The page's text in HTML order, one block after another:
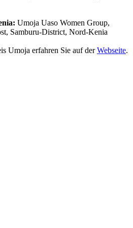
Umoja Uaso Women Group,
Samburu-District, Nord-Kenia
Umoja erfahren Sie auf derWebseite.